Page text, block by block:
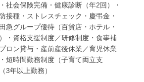
社会保険完備・健康診断（年2回）・
接種・ストレスチェック・慶弔金・
急グループ優待（百貨店・ホテル・
・資格支援制度／研修制度・食事補
ロン貸与・産前産後休業／育児休業
短時間勤務制度（子育て両立支
3年以上勤務）